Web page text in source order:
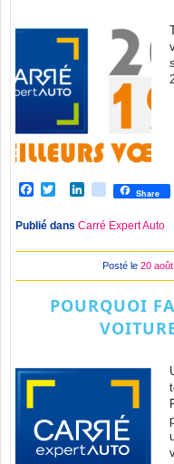
Facebook
TwitterLinkedIn
viadeoShare
Publié dans Carré Expert Auto
Posté le 20
POURQUOI